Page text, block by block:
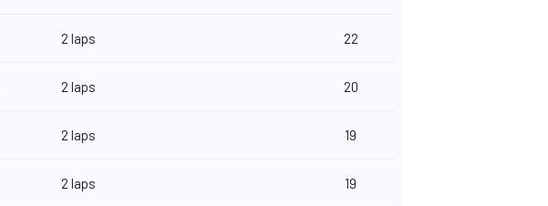
2 laps 22
2 laps 20
2 laps 19
2 laps 19